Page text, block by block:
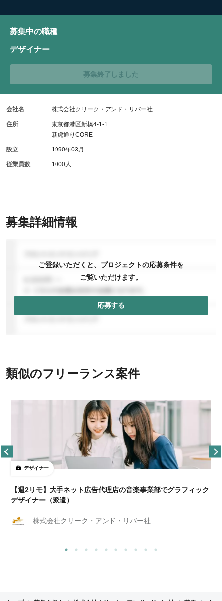
募集詳細情報
ご登録いただくと、プロジェクトの応募条件を
ご覧いただけます。
応募する
募集中の職種
デザイナー
募集終了しました
会社名 株式会社クリーク・アンド・リバー社
住所
東京都港区新橋4-1-1
新虎通りCORE
設立 1990年03月
従業員数 1000人
類似のフリーランス案件
デザイナー
【週2リモ】大手ネット広告代理店の音楽事業部でグラフィック
デザイナー（派遣）
株式会社クリーク・アンド・リバー社